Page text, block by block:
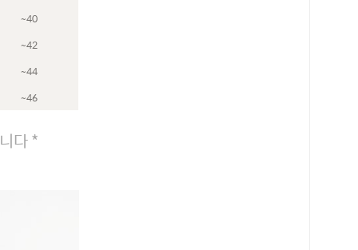
~40
~42
~44
~46
다 *